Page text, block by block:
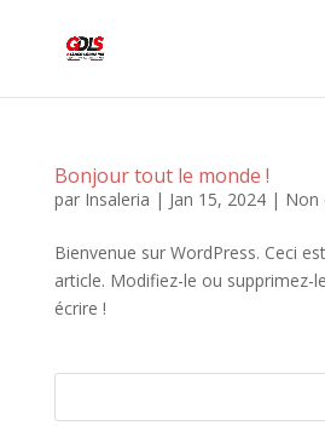
Bonjour tout le monde !
par Insaleria | Jan 15, 2024| Non
Bienvenue sur WordPress. Ceci
article. Modifiez-le ou supprimez-
écrire !